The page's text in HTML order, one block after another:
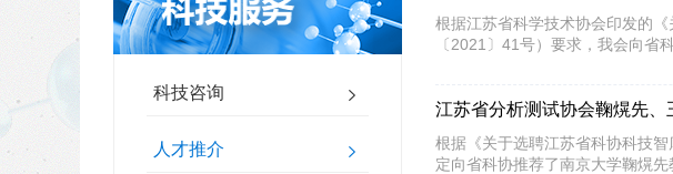
科技咨询
人才推介
根据江苏省科学技术协会印发的
〔2021〕41号）要求，我会向省
江苏省分析测试协会鞠熀先
根据《关于选聘江苏省科协科技
定向省科协推荐了南京大学鞠熀